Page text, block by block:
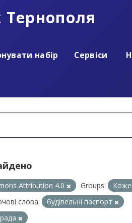
набір Сервіси
Attribution 4.0 Groups:
слова:
будівельні паспорт